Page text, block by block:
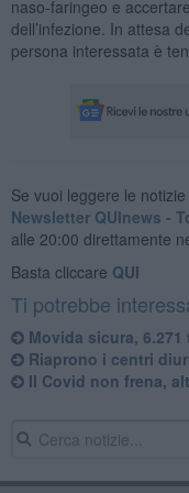
naso-faringeo e
dell’infezione. In attesa
persona interessata è
Se vuoi leggere le
Newsletter QUInews -
alle 20:00 direttamente
Basta cliccare QUI
Ti potrebbe
Movida sicura,
Riaprono i centri
Il Covid non frena,